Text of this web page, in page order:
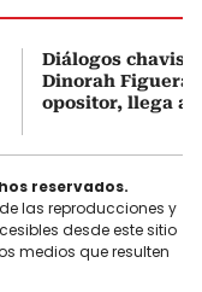
Diálogos
Dinorah
opositor, llega a
reservados.
de las reproducciones y
desde este sitio
medios que resulten